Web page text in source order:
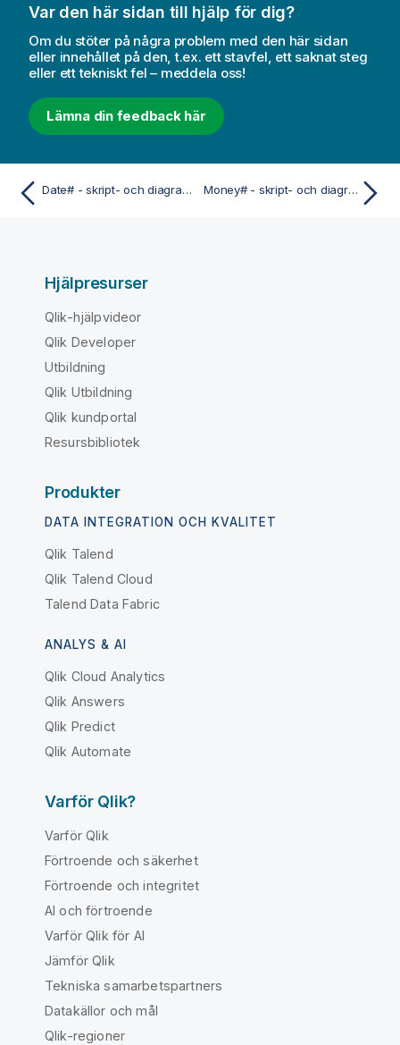
Var den här sidan till hjälp för dig?
Om du stöter på några problem med den här sidan
eller innehållet på den, t.ex. ett stavfel, ett saknat steg
eller ett tekniskt fel – meddela oss!
Lämna din feedback här
Date# - skript- och diagramfunktion Money# - skript- och diagramfunktion
Hjälpresurser
Qlik-hjälpvideor
Qlik Developer
Utbildning
Qlik Utbildning
Qlik kundportal
Resursbibliotek
Produkter
DATA INTEGRATION OCH KVALITET
Qlik Talend
Qlik Talend Cloud
Talend Data Fabric
ANALYS & AI
Qlik Cloud Analytics
Qlik Answers
Qlik Predict
Qlik Automate
Varför Qlik?
Varför Qlik
Förtroende och säkerhet
Förtroende och integritet
AI och förtroende
Varför Qlik för AI
Jämför Qlik
Tekniska samarbetspartners
Datakällor och mål
Qlik-regioner